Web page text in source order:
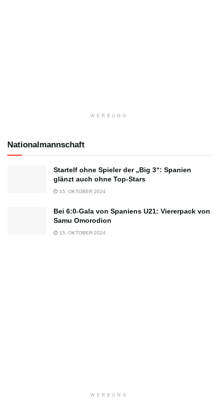
WERBUNG
Nationalmannschaft
Startelf ohne Spieler der „Big 3“: Spanien
glänzt auch ohne Top-Stars
15. OKTOBER 2024
Bei 6:0-Gala von Spaniens U21: Viererpack von
Samu Omorodion
15. OKTOBER 2024
WERBUNG